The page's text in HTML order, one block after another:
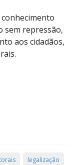
sem repressão,
aos cidadãos,
legalização